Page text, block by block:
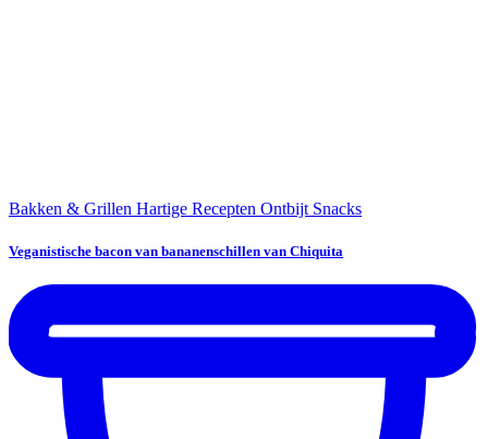
Bakken & Grillen Hartige Recepten Ontbijt Snacks
Veganistische bacon van bananenschillen van Chiquita